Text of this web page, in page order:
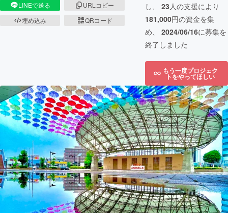
LINEで送る
URLコピー
埋め込み
QRコード
し、 23人の支援により
181,000円の資金を集
め、 2024/06/16に募集を
終了しました
もう一度プロジェク
トをやってほしい